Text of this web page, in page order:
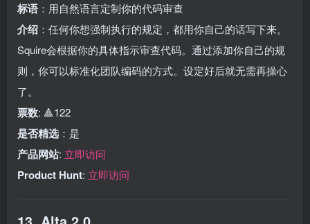
标语 ：用自然语言定制你的代码审查
介绍 ：任何你想强制执行的规定，都用你自己的话写下来。
Squire会根据你的具体指示审查代码。通过添加你自己的规
则，你可以标准化团队编码的方式。设定好后就无需再操心
了。
票数: 🔺122
是否精选 ：是
产品网站: 立即访问
Product Hunt: 立即访问